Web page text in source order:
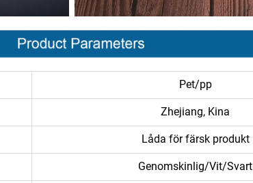
Pet/pp
Zhejiang, Kina
Låda för färsk produkt
Genomskinlig/Vit/Svart